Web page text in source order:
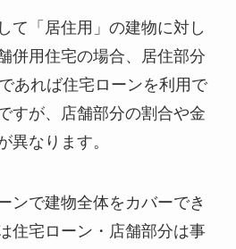
て「居住用」の建物に対し
併用住宅の場合、居住部分
あれば住宅ローンを利用で
すが、店舗部分の割合や金
異なります。
ンで建物全体をカバーでき
住宅ローン・店舗部分は事